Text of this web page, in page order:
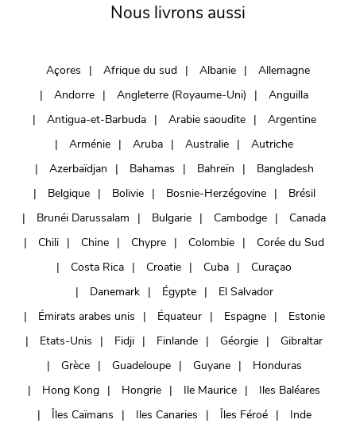
Nous livrons aussi
Açores Afrique du sud Albanie
Allemagne
Andorre
Angleterre (Royaume-Uni)
Anguilla
Antigua-et-Barbuda
Arabie saoudite
Argentine
Arménie
Aruba Australie
Autriche
Azerbaïdjan
Bahamas Bahreïn
Bangladesh
Belgique
Bolivie Bosnie-Herzégovine
Brésil
Brunéi Darussalam
Bulgarie Cambodge
Canada
Chili
Chine Chypre Colombie
Corée du Sud
Costa Rica
Croatie Cuba
Curaçao
Danemark
Égypte
El Salvador
Émirats arabes unis
Équateur Espagne
Estonie
Etats-Unis
Fidji Finlande Géorgie
Gibraltar
Grèce
Guadeloupe Guyane
Honduras
Hong Kong
Hongrie Ile Maurice
Iles Baléares
Îles Caïmans
Iles Canaries Îles Féroé
Inde